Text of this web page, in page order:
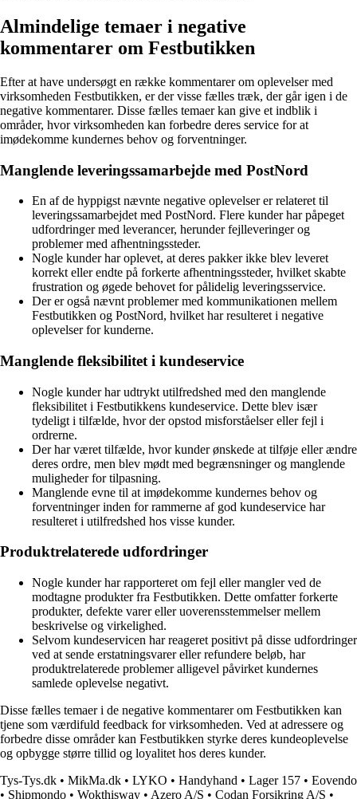
Almindelige temaer i negative
kommentarer om Festbutikken
Efter at have undersøgt en række kommentarer om oplevelser med
virksomheden Festbutikken, er der visse fælles træk, der går igen i de
negative kommentarer. Disse fælles temaer kan give et indblik i
områder, hvor virksomheden kan forbedre deres service for at
imødekomme kundernes behov og forventninger.
Manglende leveringssamarbejde med PostNord
En af de hyppigst nævnte negative oplevelser er relateret til
leveringssamarbejdet med PostNord. Flere kunder har påpeget
udfordringer med leverancer, herunder fejlleveringer og
problemer med afhentningssteder.
Nogle kunder har oplevet, at deres pakker ikke blev leveret
korrekt eller endte på forkerte afhentningssteder, hvilket skabte
frustration og øgede behovet for pålidelig leveringsservice.
Der er også nævnt problemer med kommunikationen mellem
Festbutikken og PostNord, hvilket har resulteret i negative
oplevelser for kunderne.
Manglende fleksibilitet i kundeservice
Nogle kunder har udtrykt utilfredshed med den manglende
fleksibilitet i Festbutikkens kundeservice. Dette blev især
tydeligt i tilfælde, hvor der opstod misforståelser eller fejl i
ordrerne.
Der har været tilfælde, hvor kunder ønskede at tilføje eller ændre
deres ordre, men blev mødt med begrænsninger og manglende
muligheder for tilpasning.
Manglende evne til at imødekomme kundernes behov og
forventninger inden for rammerne af god kundeservice har
resulteret i utilfredshed hos visse kunder.
Produktrelaterede udfordringer
Nogle kunder har rapporteret om fejl eller mangler ved de
modtagne produkter fra Festbutikken. Dette omfatter forkerte
produkter, defekte varer eller uoverensstemmelser mellem
beskrivelse og virkelighed.
Selvom kundeservicen har reageret positivt på disse udfordringer
ved at sende erstatningsvarer eller refundere beløb, har
produktrelaterede problemer alligevel påvirket kundernes
samlede oplevelse negativt.
Disse fælles temaer i de negative kommentarer om Festbutikken kan
tjene som værdifuld feedback for virksomheden. Ved at adressere og
forbedre disse områder kan Festbutikken styrke deres kundeoplevelse
og opbygge større tillid og loyalitet hos deres kunder.
Tys-Tys.dk • MikMa.dk • LYKO • Handyhand • Lager 157 • Eovendo
• Shipmondo • Wokthisway • Azero A/S • Codan Forsikring A/S •